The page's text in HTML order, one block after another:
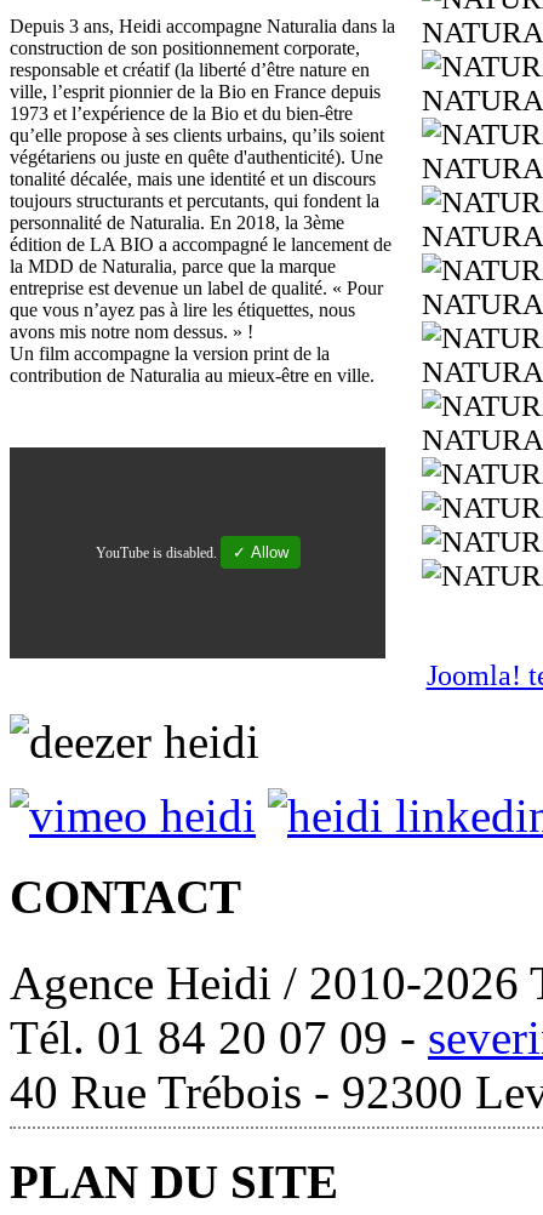
Depuis 3 ans, Heidi accompagne Naturalia dans la
construction de son positionnement corporate,
responsable et créatif (la liberté d’être nature en
ville, l’esprit pionnier de la Bio en France depuis
1973 et l’expérience de la Bio et du bien-être
qu’elle propose à ses clients urbains, qu’ils soient
végétariens ou juste en quête d'authenticité). Une
tonalité décalée, mais une identité et un discours
toujours structurants et percutants, qui fondent la
personnalité de Naturalia. En 2018, la 3ème
édition de LA BIO a accompagné le lancement de
la MDD de Naturalia, parce que la marque
entreprise est devenue un label de qualité. « Pour
que vous n’ayez pas à lire les étiquettes, nous
avons mis notre nom dessus. » !
Un film accompagne la version print de la
contribution de Naturalia au mieux-être en ville.
YouTube is disabled. ✓ Allow
Joomla!
CONTACT
Agence Heidi / 2010-2026
Tél. 01 84 20 07 09 -
40 Rue Trébois - 92300
PLAN DU SITE